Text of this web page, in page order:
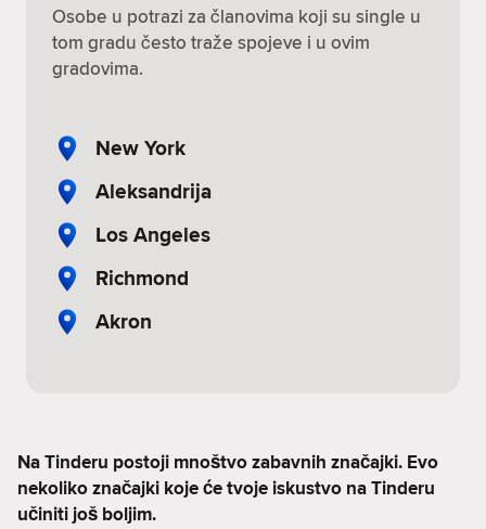
Osobe u potrazi za članovima koji su single u
tom gradu često traže spojeve i u ovim
gradovima.
New York
Aleksandrija
Los Angeles
Richmond
Akron
Na Tinderu postoji mnoštvo zabavnih značajki. Evo
nekoliko značajki koje će tvoje iskustvo na Tinderu
učiniti još boljim.